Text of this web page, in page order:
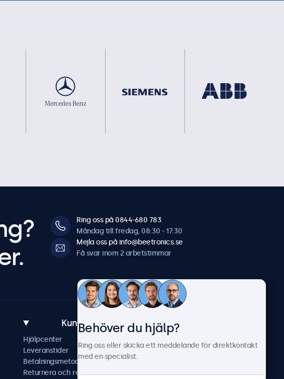
Ring oss på 0844-680 783
Måndag till fredag, 08:30 - 17:30
Mejla oss på info@beetronics.se
Få svar inom 2 arbetstimmar
Kundtjänst
Hjälpcenter
Leveranstider
Betalningsmetoder
Returnera och reparera
Om Beetronics
Nyheter & uppdateringar
Jobba hos oss
Behöver du hjälp?
Ring oss eller skicka ett meddelande för direktkontakt
med en specialist.